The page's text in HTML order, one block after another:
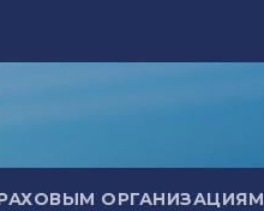
ОРГАНИЗАЦИЯМ